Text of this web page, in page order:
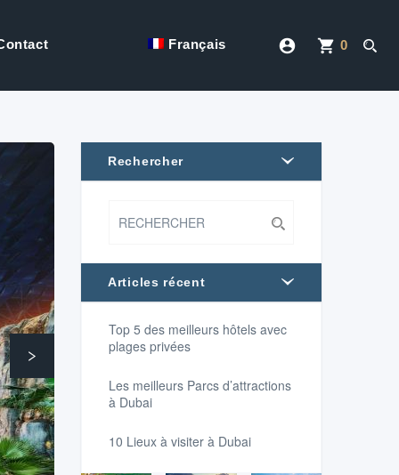
Français account_circle shopping_cart 0
Suivant
Rechercher
Articles récent
Top 5 des meilleurs hôtels avec
plages privées
Les meilleurs Parcs d’attractions
à Dubai
10 Lieux à visiter à Dubai